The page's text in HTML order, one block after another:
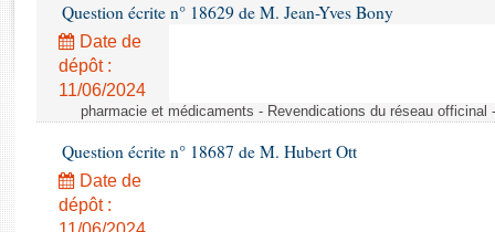
Rapports législatifs
Rapports sur l'application des lois
Baromètre de l’application des lois
Dossiers législatifs
Budget et sécurité sociale
Questions écrites et orales
Comptes rendus des débats
Question écrite n° 18629 de M. Jean-Yves Bony
Date de
dépôt :
11/06/2024
pharmacie et médicaments - Revendications du réseau
Question écrite n° 18687 de M. Hubert Ott
Date de
dépôt :